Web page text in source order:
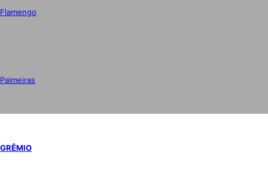
Flamengo
Palmeiras
GRÊMIO